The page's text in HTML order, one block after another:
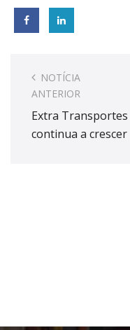
navigation
NOTÍCIA
ANTERIOR
Extra Transportes
continua a crescer